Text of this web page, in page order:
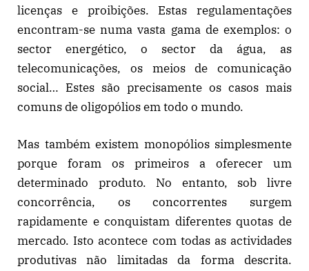
licenças e proibições. Estas regulamentações
encontram-se numa vasta gama de exemplos: o
sector energético, o sector da água, as
telecomunicações, os meios de comunicação
social… Estes são precisamente os casos mais
comuns de oligopólios em todo o mundo.
Mas também existem monopólios simplesmente
porque foram os primeiros a oferecer um
determinado produto. No entanto, sob livre
concorrência, os concorrentes surgem
rapidamente e conquistam diferentes quotas de
mercado. Isto acontece com todas as actividades
produtivas não limitadas da forma descrita.